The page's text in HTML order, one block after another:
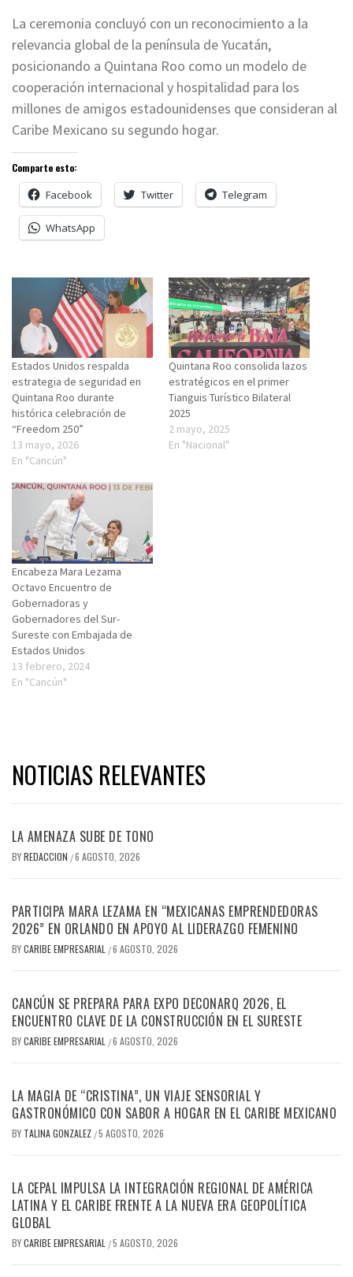
La ceremonia concluyó con un reconocimiento a la
relevancia global de la península de Yucatán,
posicionando a Quintana Roo como un modelo de
cooperación internacional y hospitalidad para los
millones de amigos estadounidenses que consideran al
Caribe Mexicano su segundo hogar.
Comparte esto:
Facebook Twitter Telegram
WhatsApp
Estados Unidos respalda
estrategia de seguridad en
Quintana Roo durante
histórica celebración de
“Freedom 250”
13 mayo, 2026
En "Cancún"
Quintana Roo consolida lazos
estratégicos en el primer
Tianguis Turístico Bilateral
2025
2 mayo, 2025
En "Nacional"
Encabeza Mara Lezama
Octavo Encuentro de
Gobernadoras y
Gobernadores del Sur-
Sureste con Embajada de
Estados Unidos
13 febrero, 2024
En "Cancún"
NOTICIAS RELEVANTES
LA AMENAZA SUBE DE TONO
BYREDACCION /6 AGOSTO, 2026
PARTICIPA MARA LEZAMA EN “MEXICANAS EMPRENDEDORAS
2026” EN ORLANDO EN APOYO AL LIDERAZGO FEMENINO
BYCARIBE EMPRESARIAL /6 AGOSTO, 2026
CANCÚN SE PREPARA PARA EXPO DECONARQ 2026, EL
ENCUENTRO CLAVE DE LA CONSTRUCCIÓN EN EL SURESTE
BYCARIBE EMPRESARIAL /6 AGOSTO, 2026
LA MAGIA DE “CRISTINA”, UN VIAJE SENSORIAL Y
GASTRONÓMICO CON SABOR A HOGAR EN EL CARIBE MEXICANO
BY TALINA GONZALEZ /5 AGOSTO, 2026
LA CEPAL IMPULSA LA INTEGRACIÓN REGIONAL DE AMÉRICA
LATINA Y EL CARIBE FRENTE A LA NUEVA ERA GEOPOLÍTICA
GLOBAL
BYCARIBE EMPRESARIAL /5 AGOSTO, 2026